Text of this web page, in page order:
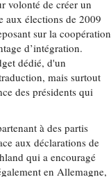
volonté de créer un
aux élections de 2009
sur la coopération
d’intégration.
dédié, d'un
mais surtout
des présidents qui
à des partis
aux déclarations de
qui a encouragé
en Allemagne,